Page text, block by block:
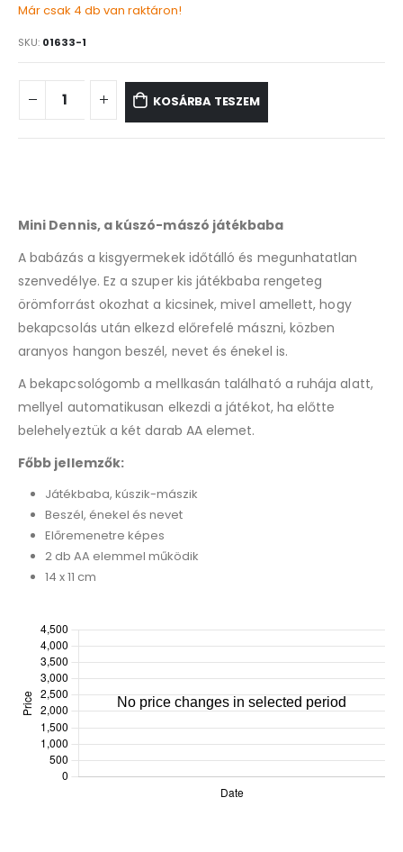
Már csak 4 db van raktáron!
SKU: 01633-1
KOSÁRBA TESZEM
Mini Dennis, a kúszó-mászó játékbaba
A babázás a kisgyermekek időtálló és megunhatatlan
szenvedélye. Ez a szuper kis játékbaba rengeteg
örömforrást okozhat a kicsinek, mivel amellett, hogy
bekapcsolás után elkezd előrefelé mászni, közben
aranyos hangon beszél, nevet és énekel is.
A bekapcsológomb a mellkasán található a ruhája alatt,
mellyel automatikusan elkezdi a játékot, ha előtte
belehelyeztük a két darab AA elemet.
Főbb jellemzők:
Játékbaba, kúszik-mászik
Beszél, énekel és nevet
Előremenetre képes
2 db AA elemmel működik
14 x 11 cm